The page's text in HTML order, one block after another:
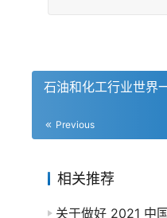
石油和化工行业世界
Previous
相关推荐